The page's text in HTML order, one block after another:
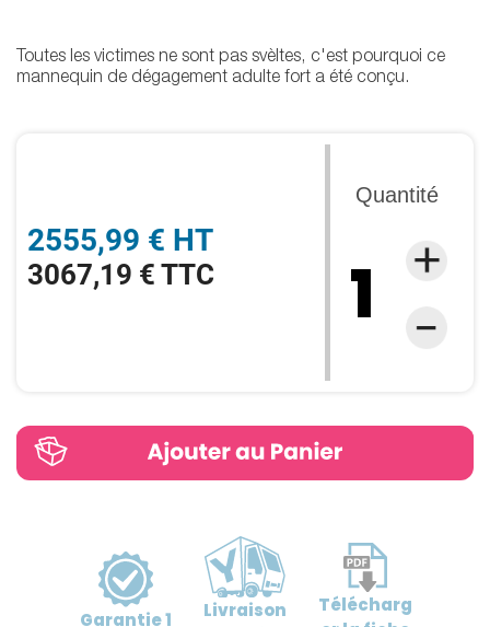
2555,99 € HT
3067,19 € TTC
Quantité
Toutes les victimes ne sont pas svèltes, c'est pourquoi ce
mannequin de dégagement adulte fort a été conçu.
Garantie1
Livraison
Télécharg